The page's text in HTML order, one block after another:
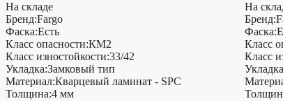
На складе
Бренд:Fargo
Фаска:Есть
Класс опасности:КМ2
Класс изностойкости:33/42
Укладка:Замковый тип
Материал:Кварцевый ламинат - SPC
Толщина:4 мм
На
Бренд:
Фаска:
Класс
Класс